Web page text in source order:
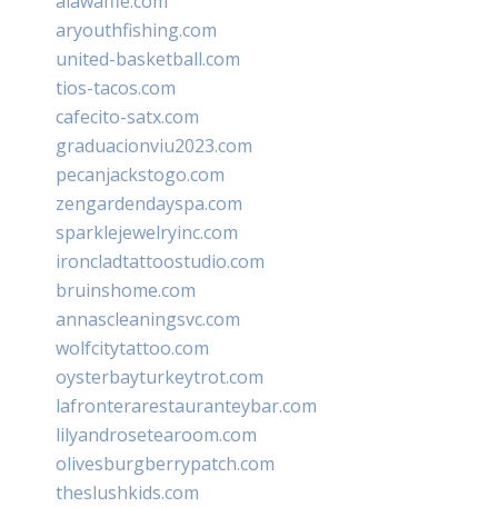
aryouthfishing.com
united-basketball.com
tios-tacos.com
cafecito-satx.com
graduacionviu2023.com
pecanjackstogo.com
zengardendayspa.com
sparklejewelryinc.com
ironcladtattoostudio.com
bruinshome.com
annascleaningsvc.com
wolfcitytattoo.com
oysterbayturkeytrot.com
lafronterarestauranteybar.com
lilyandrosetearoom.com
olivesburgberrypatch.com
theslushkids.com